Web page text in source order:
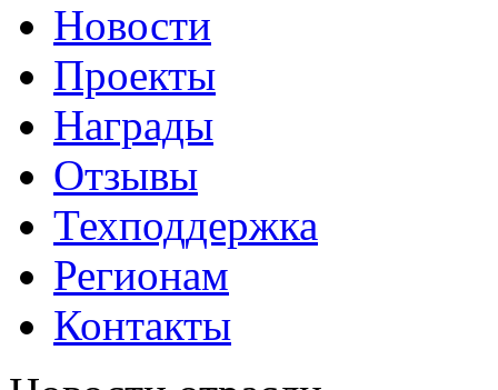
Новости
Проекты
Награды
Отзывы
Техподдержка
Регионам
Контакты